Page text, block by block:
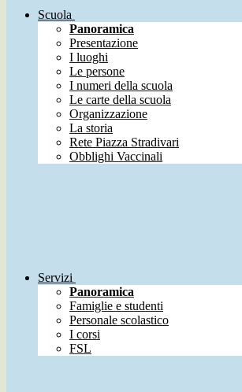
Scuola
Panoramica
Presentazione
I luoghi
Le persone
I numeri della scuola
Le carte della scuola
Organizzazione
La storia
Rete Piazza Stradivari
Obblighi Vaccinali
Servizi
Panoramica
Famiglie e studenti
Personale scolastico
I corsi
FSL